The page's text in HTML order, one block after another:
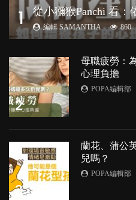
1 編輯 SAMANTHA 860
2
母職疲勞：
心理負擔
POPA編輯部
3
蘭花、蒲公
兒嗎？
POPA編輯部